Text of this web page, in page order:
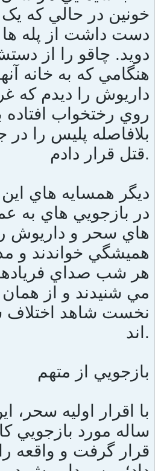
خونين در حالي که يک
دست داشت از پله ها
دويد. چاقو را از
هنگامي که به خانه
داريوش را ديدم که
روي رختخواب
بلافاصله پليس را در
قتل قرار دادم.
ديگر همسايه هاي
در بازجويي هاي به
هاي سحر و داريوش
هميشگي خواندند و
هر شب صداي
مي شنيدند و از
نخست شاهد اختلاف
اند.
بازجويي از متهم
ساله مورد بازجويي
قرار گرفت و واقعه